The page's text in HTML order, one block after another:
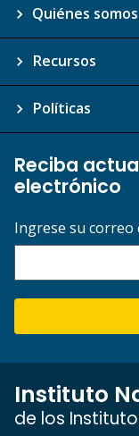
Quiénes somos
Recursos
Políticas
Reciba
electrónico
Ingrese su correo
Instituto
de los